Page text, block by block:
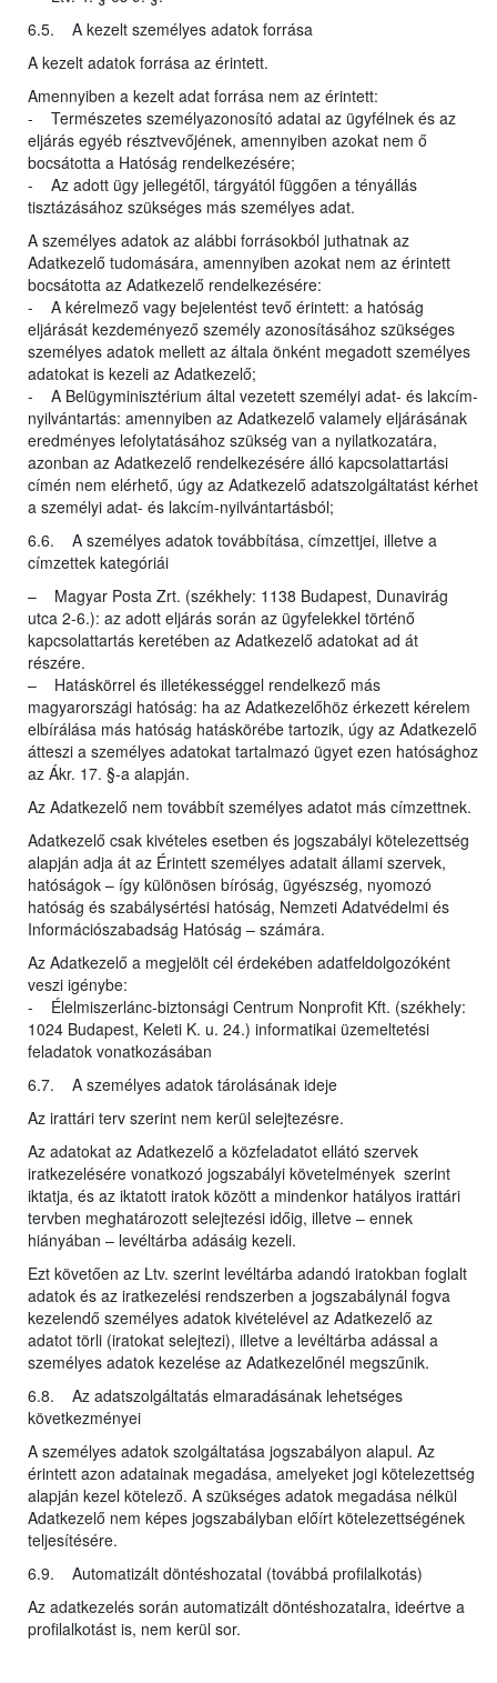
6.5. A kezelt személyes adatok forrása
A kezelt adatok forrása az érintett.
Amennyiben a kezelt adat forrása nem az érintett:
- Természetes személyazonosító adatai az ügyfélnek és az
eljárás egyéb résztvevőjének, amennyiben azokat nem ő
bocsátotta a Hatóság rendelkezésére;
- Az adott ügy jellegétől, tárgyától függően a tényállás
tisztázásához szükséges más személyes adat.
A személyes adatok az alábbi forrásokból juthatnak az
Adatkezelő tudomására, amennyiben azokat nem az érintett
bocsátotta az Adatkezelő rendelkezésére:
- A kérelmező vagy bejelentést tevő érintett: a hatóság
eljárását kezdeményező személy azonosításához szükséges
személyes adatok mellett az általa önként megadott személyes
adatokat is kezeli az Adatkezelő;
- A Belügyminisztérium által vezetett személyi adat- és lakcím-
nyilvántartás: amennyiben az Adatkezelő valamely eljárásának
eredményes lefolytatásához szükség van a nyilatkozatára,
azonban az Adatkezelő rendelkezésére álló kapcsolattartási
címén nem elérhető, úgy az Adatkezelő adatszolgáltatást kérhet
a személyi adat- és lakcím-nyilvántartásból;
6.6. A személyes adatok továbbítása, címzettjei, illetve a
címzettek kategóriái
– Magyar Posta Zrt. (székhely: 1138 Budapest, Dunavirág
utca 2-6.): az adott eljárás során az ügyfelekkel történő
kapcsolattartás keretében az Adatkezelő adatokat ad át
részére.
– Hatáskörrel és illetékességgel rendelkező más
magyarországi hatóság: ha az Adatkezelőhöz érkezett kérelem
elbírálása más hatóság hatáskörébe tartozik, úgy az Adatkezelő
átteszi a személyes adatokat tartalmazó ügyet ezen hatósághoz
az Ákr. 17. §-a alapján.
Az Adatkezelő nem továbbít személyes adatot más címzettnek.
Adatkezelő csak kivételes esetben és jogszabályi kötelezettség
alapján adja át az Érintett személyes adatait állami szervek,
hatóságok – így különösen bíróság, ügyészség, nyomozó
hatóság és szabálysértési hatóság, Nemzeti Adatvédelmi és
Információszabadság Hatóság – számára.
Az Adatkezelő a megjelölt cél érdekében adatfeldolgozóként
veszi igénybe:
- Élelmiszerlánc-biztonsági Centrum Nonprofit Kft. (székhely:
1024 Budapest, Keleti K. u. 24.) informatikai üzemeltetési
feladatok vonatkozásában
6.7. A személyes adatok tárolásának ideje
Az irattári terv szerint nem kerül selejtezésre.
Az adatokat az Adatkezelő a közfeladatot ellátó szervek
iratkezelésére vonatkozó jogszabályi követelmények szerint
iktatja, és az iktatott iratok között a mindenkor hatályos irattári
tervben meghatározott selejtezési időig, illetve – ennek
hiányában – levéltárba adásáig kezeli.
Ezt követően az Ltv. szerint levéltárba adandó iratokban foglalt
adatok és az iratkezelési rendszerben a jogszabálynál fogva
kezelendő személyes adatok kivételével az Adatkezelő az
adatot törli (iratokat selejtezi), illetve a levéltárba adással a
személyes adatok kezelése az Adatkezelőnél megszűnik.
6.8. Az adatszolgáltatás elmaradásának lehetséges
következményei
A személyes adatok szolgáltatása jogszabályon alapul. Az
érintett azon adatainak megadása, amelyeket jogi kötelezettség
alapján kezel kötelező. A szükséges adatok megadása nélkül
Adatkezelő nem képes jogszabályban előírt kötelezettségének
teljesítésére.
6.9. Automatizált döntéshozatal (továbbá profilalkotás)
Az adatkezelés során automatizált döntéshozatalra, ideértve a
profilalkotást is, nem kerül sor.